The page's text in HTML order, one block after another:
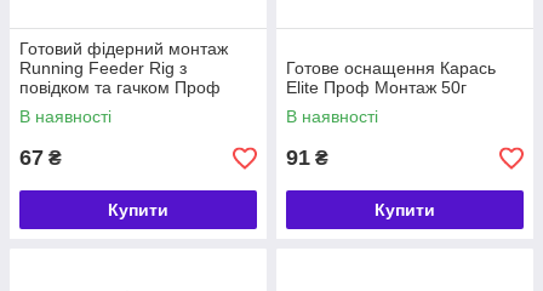
Готовий фідерний монтаж
Running Feeder Rig з
повідком та гачком Проф
Монтаж
В наявності
67 ₴
Купити
Готове оснащення Карась
Elite Проф Монтаж 50г
В наявності
91 ₴
Купити